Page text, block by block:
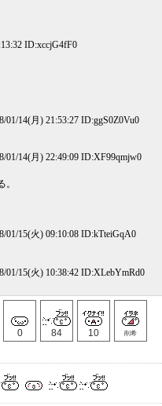
ID:xccjG4fF0
01/14(月) 21:53:27 ID:ggS0Z0Vu0
01/14(月) 22:49:09 ID:XF99qmjw0
01/15(火) 09:10:08 ID:kTteiGqA0
01/15(火) 10:38:42 ID:XLebYmRd0
0 84 10 削希